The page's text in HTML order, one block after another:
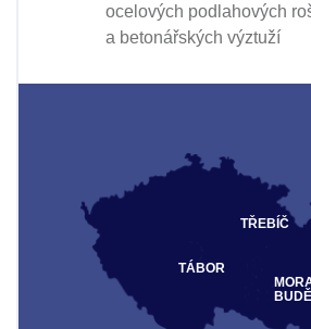
ocelových podlahových
a betonářských výztuží
TÁBOR
TŘEBÍČ